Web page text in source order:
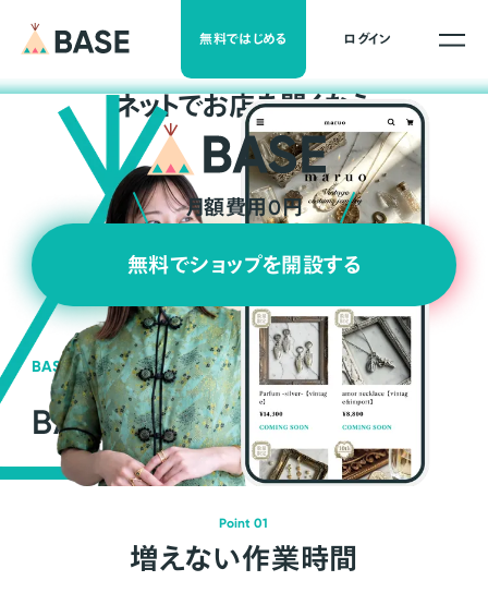
無料ではじめる ログイン
ネットでお店を開くなら
月額費用0円
無料でショップを開設する
BASEの強み
BASEが強い3つの理由
Point 01
増えない作業時間